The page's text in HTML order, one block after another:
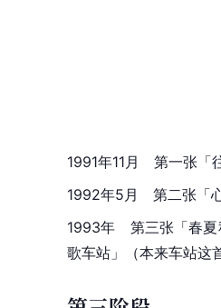
1991年11月　第一张
1992年5月　第二张「
1993年　第三张「春
歌车站」（本来车站这